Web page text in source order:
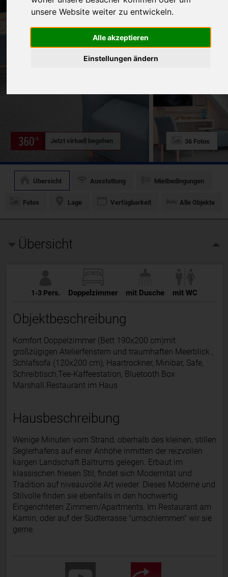
unsere Website weiter zu entwickeln.
Alle akzeptieren
Einstellungen ändern
36 Fotos
Jetzt virtuell begehen
Übersicht Ausstattung Mietbedingungen
Fotos Lage Verfügbarkeit Alle Objekte
Übersicht
1-3 Pers. Doppelzimmer mit Dusche mit WC
Objektbeschreibung
Komfort Doppelzimmer (Bett 190x200 cm)mit
großzügigen Atelierfenstern und traumhaften Meerblick ,
Schlafsofa (120x200 cm), Haartrockner, Minibar, Safe,
Schreibtisch,Tee-Kaffeestation, Bluetooth Box
Marshall.Restaurant im Haus
Hausbeschreibung
Wenige Minuten vom Strand, oberhalb des kleinen, stillen
Seglerhafens auf einer Anhöhe inmitten der reizvollen
kargen Landschaft Baltrums gelegen. Erbaut im
klassischen friesen Stil, findet sich Modernität und
Tradition auf niveauvolle Art wieder. Dieses Moderne und
Stilvolle finden sie ebenfalls in den hochwertig
Eingerichteten Zimmern/Apartments. Im Restaurant am
Kamin, oder auf der Südterrasse "umschlemmen" wir sie
gerne.